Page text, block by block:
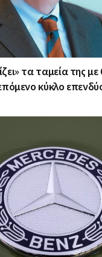
τα ταμεία της
κύκλο